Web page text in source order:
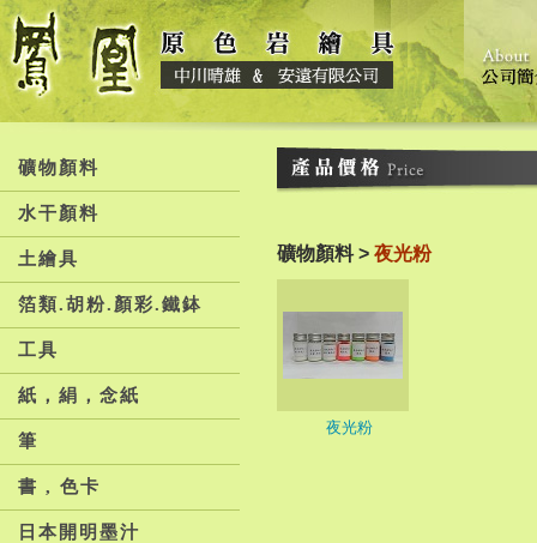
礦物顏料
水干顏料
土繪具
箔類.胡粉.顏彩.鐵鉢
工具
紙，絹，念紙
筆
書 , 色卡
日本開明墨汁
礦物顏料 > 夜光粉
夜光粉